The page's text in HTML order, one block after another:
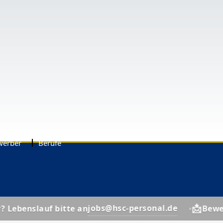
Berufe
bitte an jobs@hsc-personal.de 📩Bewerber?